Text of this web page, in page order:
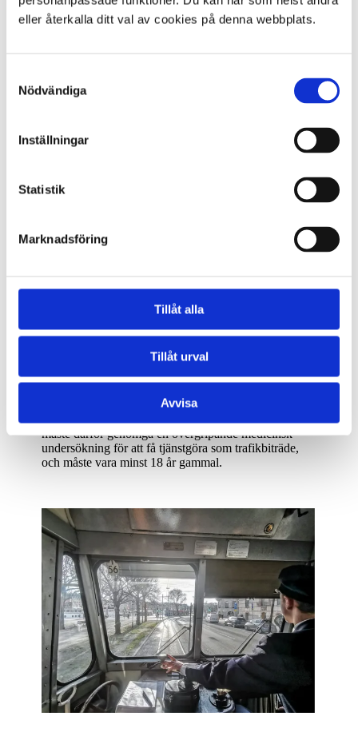
eller återkalla ditt val av cookies på denna webbplats.
Nödvändiga
Inställningar
Statistik
Marknadsföring
Tillåt alla
Tillåt urval
Avvisa
samma tjänstgöringsmoment.
museispårvagnar. Du viserar biljetter, ger information
till resenärer, och ansvarar för utökad dörrmanövrering
Vid tjänstgöring våra äldre vagnar tjänstgör du som så
utan rör dig fritt omkring i vagnen. Du manövrerar
dörrar för hand, och ger klarsignal till föraren vid start
från hållplatser. Du ropar också ut linjens hållplatser i
de vagnar som saknar högtalare, samt ger signal till
spårvagnarna innebär att du arbetar under så kallad
måste därför genomgå en övergripande medicinsk
undersökning för att få tjänstgöra som trafikbiträde,
och måste vara minst 18 år gammal.